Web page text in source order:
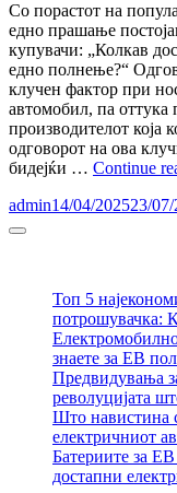
Со порастот на
едно прашање
купувачи: „Колкав
едно полнење?“
клучен фактор при
автомобил, па оттука
производителот која
одговорот на ова
бидејќи … Continue
admin14/04/202523/
Sidebar
Топ 5
потрошувачка:
знаете за ЕВ
Предвидувања
револуцијата
Што навистина
електричниот
Батериите за
достапни